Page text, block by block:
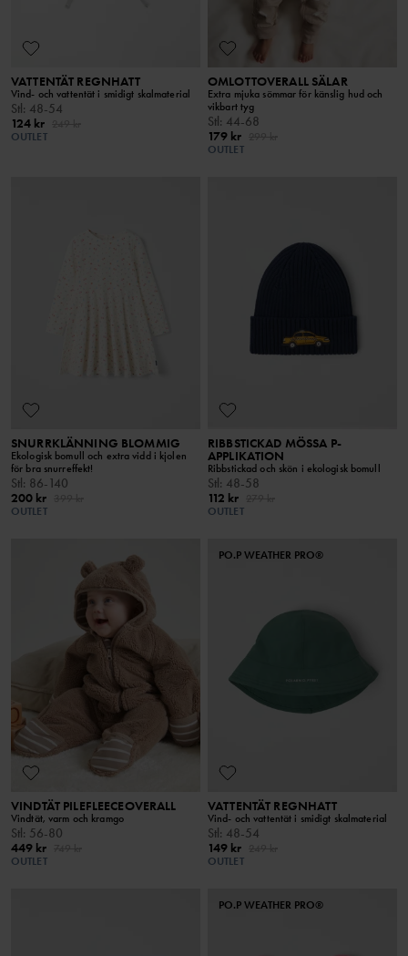
VATTENTÄT REGNHATT
Vind- och vattentät i smidigt skalmaterial
Stl: 48-54
124 kr
OUTLET
OMLOTTOVERALL SÄLAR
Extra mjuka sömmar för känslig hud och
vikbart tyg
Stl: 44-68
179 kr
OUTLET
SNURRKLÄNNING BLOMMIG
Ekologisk bomull och extra vidd i kjolen
för bra snurreffekt!
Stl: 86-140
200 kr
OUTLET
RIBBSTICKAD MÖSSA P-
APPLIKATION
Ribbstickad och skön i ekologisk bomull
Stl: 48-58
112 kr
OUTLET
VINDTÄT PILEFLEECEOVERALL
Vindtät, varm och kramgo
Stl: 56-80
449 kr
OUTLET
PO.P WEATHER PRO®
VATTENTÄT REGNHATT
Vind- och vattentät i smidigt skalmaterial
Stl: 48-54
149 kr
OUTLET
PO.P WEATHER PRO®